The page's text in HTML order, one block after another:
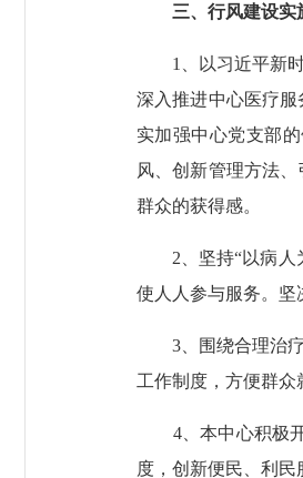
三、行风建设实
1、以习近平新时
深入推进中心医疗
实加强中心党支部
风、创新管理方法
群众的获得感。
2、坚持“以病人为
使人人参与服务。坚
3、围绕合理治疗
工作制度，方便群众
4、本中心积极开
度，创新便民、利民